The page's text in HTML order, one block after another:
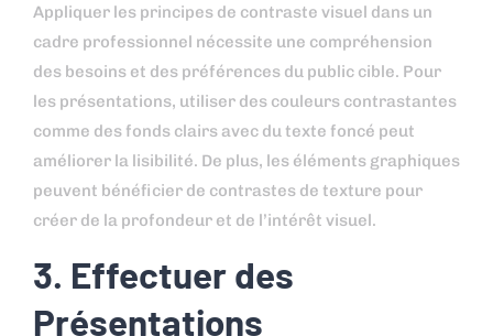
Appliquer les principes de contraste visuel dans un
cadre professionnel nécessite une compréhension
des besoins et des préférences du public cible. Pour
les présentations, utiliser des couleurs contrastantes
comme des fonds clairs avec du texte foncé peut
améliorer la lisibilité. De plus, les éléments graphiques
peuvent bénéficier de contrastes de texture pour
créer de la profondeur et de l’intérêt visuel.
3. Effectuer des
Présentations